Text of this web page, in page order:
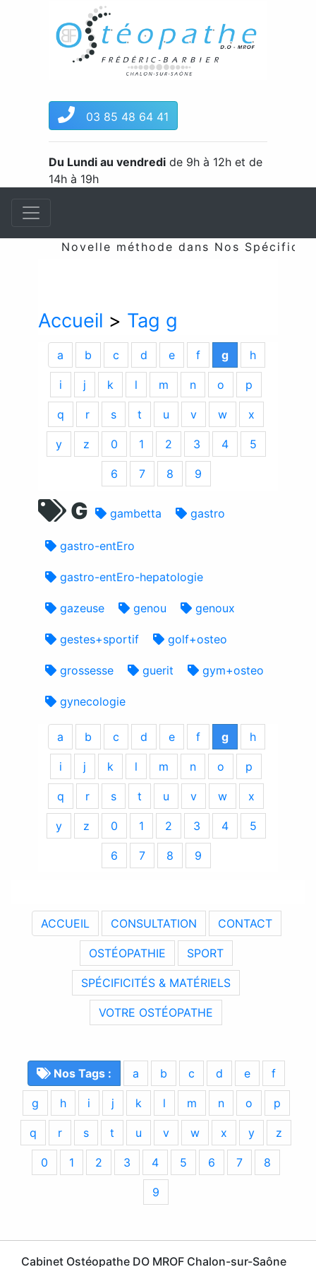
03 85 48 64 41
Du Lundi au vendredi de 9h à 12h et de
14h à 19h
Novelle méthode dans Nos
Accueil > Tag g
a b c d e f g h
i j k l m n o p
q r s t u v w x
y z 0 1 2 3 4 5
6 7 8 9
G gambetta gastro
gastro-entEro
gastro-entEro-hepatologie
gazeuse genou genoux
gestes+sportif golf+osteo
grossesse guerit gym+osteo
gynecologie
a b c d e f g h
i j k l m n o p
q r s t u v w x
y z 0 1 2 3 4 5
6 7 8 9
ACCUEIL CONSULTATION CONTACT
OSTÉOPATHIE SPORT
SPÉCIFICITÉS & MATÉRIELS
VOTRE OSTÉOPATHE
Nos Tags : a b c d e f
g h i j k l m n o p
q r s t u v w x y z
0 1 2 3 4 5 6 7 8
9
Cabinet Ostéopathe DO MROF Chalon-sur-Saône